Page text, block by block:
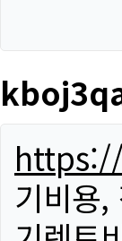
기비용,